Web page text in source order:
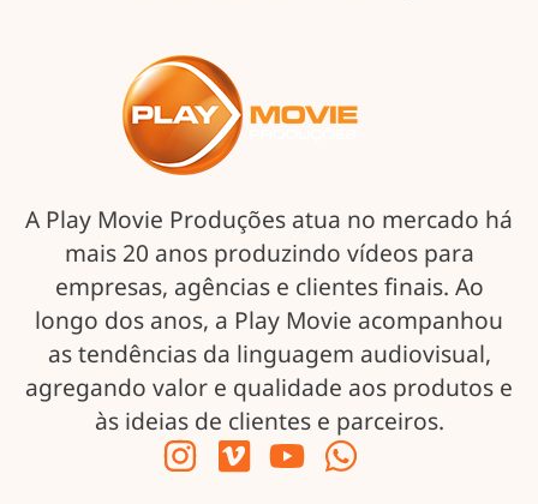
A Play Movie Produções atua no mercado há
mais 20 anos produzindo vídeos para
empresas, agências e clientes finais. Ao
longo dos anos, a Play Movie acompanhou
as tendências da linguagem audiovisual,
agregando valor e qualidade aos produtos e
às ideias de clientes e parceiros.